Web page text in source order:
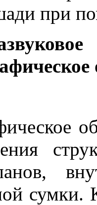
при
сумки.